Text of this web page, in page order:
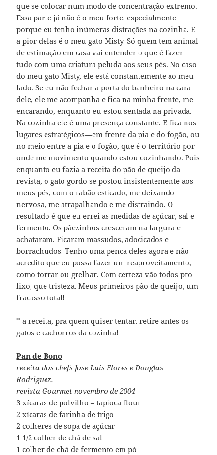
que se colocar num modo de concentração extremo.
Essa parte já não é o meu forte, especialmente
porque eu tenho inúmeras distrações na cozinha. E
a pior delas é o meu gato Misty. Só quem tem animal
de estimação em casa vai entender o que é fazer
tudo com uma criatura peluda aos seus pés. No caso
do meu gato Misty, ele está constantemente ao meu
lado. Se eu não fechar a porta do banheiro na cara
dele, ele me acompanha e fica na minha frente, me
encarando, enquanto eu estou sentada na privada.
Na cozinha ele é uma presença constante. E fica nos
lugares estratégicos—em frente da pia e do fogão, ou
no meio entre a pia e o fogão, que é o território por
onde me movimento quando estou cozinhando. Pois
enquanto eu fazia a receita do pão de queijo da
revista, o gato gordo se postou insistentemente aos
meus pés, com o rabão esticado, me deixando
nervosa, me atrapalhando e me distraindo. O
resultado é que eu errei as medidas de açúcar, sal e
fermento. Os pãezinhos cresceram na largura e
achataram. Ficaram massudos, adocicados e
borrachudos. Tenho uma penca deles agora e não
acredito que eu possa fazer um reaproveitamento,
como torrar ou grelhar. Com certeza vão todos pro
lixo, que tristeza. Meus primeiros pão de queijo, um
fracasso total!
* a receita, pra quem quiser tentar. retire antes os
gatos e cachorros da cozinha!
Pan de Bono
receita dos chefs Jose Luis Flores e Douglas
Rodriguez.
revista Gourmet novembro de 2004
3 xícaras de polvilho – tapioca flour
2 xícaras de farinha de trigo
2 colheres de sopa de açúcar
1 1/2 colher de chá de sal
1 colher de chá de fermento em pó